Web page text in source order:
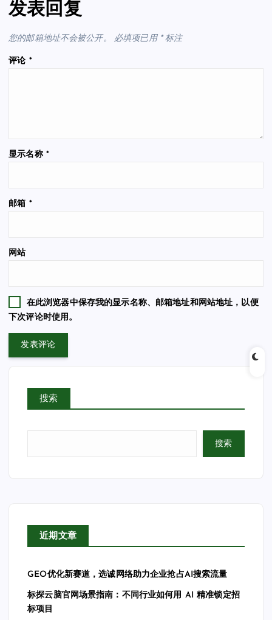
发表回复
您的邮箱地址不会被公开。 必填项已用 *标注
评论 *
显示名称 *
邮箱 *
网站
在此浏览器中保存我的显示名称、邮箱地址和网站地址，以便
下次评论时使用。
搜索
搜索
近期文章
GEO优化新赛道，选诚网络助力企业抢占AI搜索流量
标探云脑官网场景指南：不同行业如何用 AI 精准锁定招
标项目